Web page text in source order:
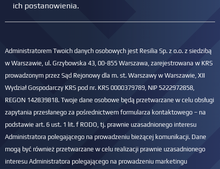
ich postanowienia.
Administratorem Twoich danych osobowych jest Resilia Sp. z o.o. z siedzibą
w Warszawie, ul. Grzybowska 43, 00-855 Warszawa, zarejestrowana w KRS
prowadzonym przez Sąd Rejonowy dla m. st. Warszawy w Warszawie, XII
Wydział Gospodarczy KRS pod nr. KRS 0000379789, NIP 5222972858,
REGON 142839818. Twoje dane osobowe będą przetwarzane w celu obsługi
zapytania przesłanego za pośrednictwem formularza kontaktowego – na
podstawie art. 6 ust. 1 lit. f RODO, tj. prawnie uzasadnionego interesu
Administratora polegającego na prowadzeniu bieżącej komunikacji. Dane
mogą być również przetwarzane w celu realizacji prawnie uzasadnionego
interesu Administratora polegającego na prowadzeniu marketingu